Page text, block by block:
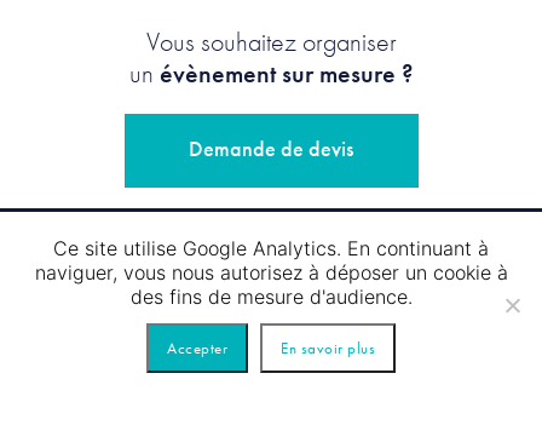
Vous souhaitez organiser
un évènement sur mesure ?
Demande de devis
Suivez-nous
Ce site utilise Google Analytics. En continuant à
naviguer, vous nous autorisez à déposer un cookie à
des fins de mesure d'audience.
Accepter En savoir plus